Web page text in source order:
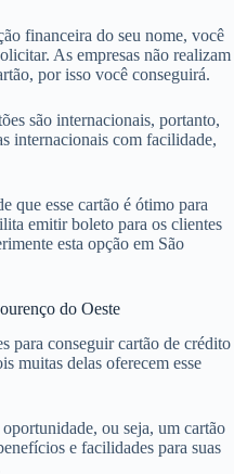
financeira do seu nome, você
As empresas não realizam
por isso você conseguirá.
são internacionais, portanto,
internacionais com facilidade,
que esse cartão é ótimo para
emitir boleto para os clientes
esta opção em São
do Oeste
para conseguir cartão de crédito
muitas delas oferecem esse
ou seja, um cartão
e facilidades para suas